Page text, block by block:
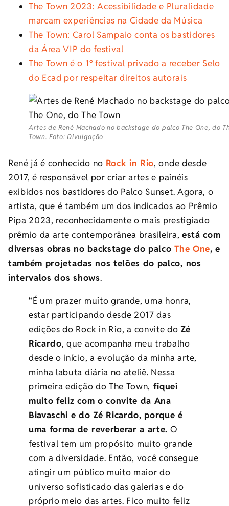
The Town 2023: Acessibilidade e Pluralidade
marcam experiências na Cidade da Música
The Town: Carol Sampaio conta os bastidores
da Área VIP do festival
The Town é o 1º festival privado a receber Selo
do Ecad por respeitar direitos autorais
Artes de René Machado no backstage do palco The One, do
Town. Foto: Divulgação
René já é conhecido no Rock in Rio, onde desde
2017, é responsável por criar artes e painéis
exibidos nos bastidores do Palco Sunset. Agora, o
artista, que é também um dos indicados ao Prêmio
Pipa 2023, reconhecidamente o mais prestigiado
prêmio da arte contemporânea brasileira, está com
diversas obras no backstage do palcoThe One, e
também projetadas nos telões do palco, nos
intervalos dos shows.
“É um prazer muito grande, uma honra,
estar participando desde 2017 das
edições do Rock in Rio, a convite doZé
Ricardo, que acompanha meu trabalho
desde o início, a evolução da minha arte,
minha labuta diária no ateliê. Nessa
primeira edição do The Town, fiquei
muito feliz com o convite da Ana
Biavaschi e do Zé Ricardo, porque é
uma forma de reverberar a arte. O
festival tem um propósito muito grande
com a diversidade. Então, você consegue
atingir um público muito maior do
universo sofisticado das galerias e do
próprio meio das artes. Fico muito feliz